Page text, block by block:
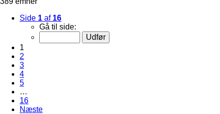
Side 1 af 16
Gå til side:
1
2
3
4
5
…
16
Næste